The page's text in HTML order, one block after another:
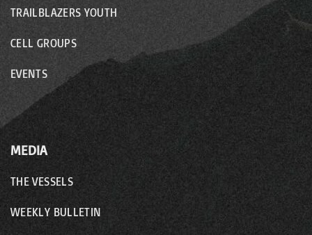
TRAILBLAZERS YOUTH
CELL GROUPS
EVENTS
MEDIA
THE VESSELS
WEEKLY BULLETIN